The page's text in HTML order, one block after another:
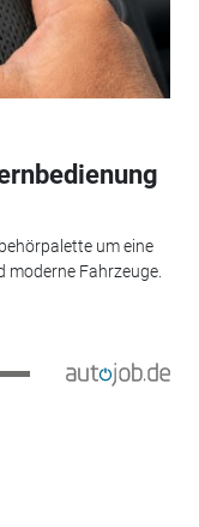
um eine
Fahrzeuge.